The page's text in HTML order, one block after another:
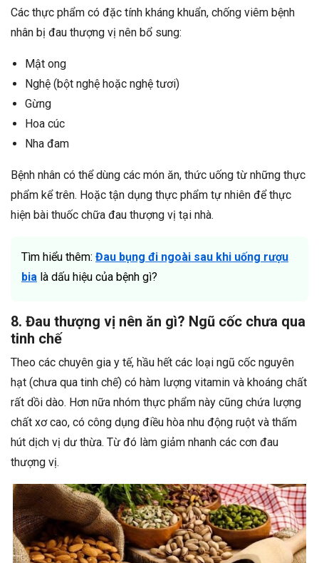
Các thực phẩm có đặc tính kháng khuẩn, chống viêm bệnh
nhân bị đau thượng vị nên bổ sung:
Mật ong
Nghệ (bột nghệ hoặc nghệ tươi)
Gừng
Hoa cúc
Nha đam
Bệnh nhân có thể dùng các món ăn, thức uống từ những thực
phẩm kể trên. Hoặc tận dụng thực phẩm tự nhiên để thực
hiện bài thuốc chữa đau thượng vị tại nhà.
Tìm hiểu thêm: Đau bụng đi ngoài sau khi uống rượu
bia là dấu hiệu của bệnh gì?
8. Đau thượng vị nên ăn gì? Ngũ cốc chưa qua
tinh chế
Theo các chuyên gia y tế, hầu hết các loại ngũ cốc nguyên
hạt (chưa qua tinh chế) có hàm lượng vitamin và khoáng chất
rất dồi dào. Hơn nữa nhóm thực phẩm này cũng chứa lượng
chất xơ cao, có công dụng điều hòa nhu động ruột và thấm
hút dịch vị dư thừa. Từ đó làm giảm nhanh các cơn đau
thượng vị.